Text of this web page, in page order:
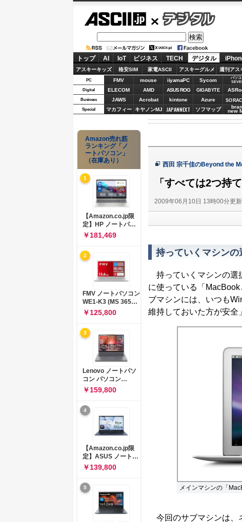
デジタル
トップ AI IoT ビジネス TECH デジタル
アスキーキッズ 格安SIM 家電ASCII アスキーグルメ 週刊アス
PC FMV mouse iiyamaPC Sycom
パソコ
Digital ELECOM AMD ASUS ROG GIGABYTE
Business JAWS Acrobat kintone Azure
Special マカフィー キヤノンMJ JAPANNEXT ソフマップ new
西田 宗千佳のBeyond the
「すべては2つ持
2009年06月10日 13時00分更新
持っていくマシンの
持っていくマシンの選
に使っている「
ブマシンには、いつも
維持しておいた方が安全
メインマシンの「
今回のサブマシンは、
Amazon売れ筋
ランキング「ノ
ートパソコン」
（在庫あり）
1
【Amazon.co.jp限
定】HP ノートパソ
コン 15-fd 15.6イン
チ インテル Core 5
120U メモリ16GB
SSD512GB
Windows 11
Microsoft Office
2024搭載 WPS
Office搭載 カメラシ
ャッター 指紋認証 薄
型 Copilotキー搭載
ナチュラルシルバー
￥181,469
2
FMV ノートパソコン
WE1-K3 (MS 365
Personal/Copilotキ
ー搭載/Win 11/15.6
型/Core
i5/16GB/SSD
512GB/ホワイト)
FMVWK3E15W_AZ
￥125,800
3
Lenovo ノートパソ
コン パソコン
IdeaPad Slim 3 14.0
インチ AMD
Ryzen™ 5 8640HS
メモリ16GB
SSD512GB
Microsoft 365 試用
版 Windows11 バッ
テリー駆動12.6時間
重量1.39kg ルナグレ
ー 83K9003JJP ノー
トPC
￥159,800
4
【Amazon.co.jp限
定】ASUS ノートパ
ソコン Vivobook 15
M1502NAQ 15.6イ
ンチ AMD Ryzen 7
170 メモリ16GB
SSD 512GB
Microsoft 365
Personal (24か月版)
￥139,800
5